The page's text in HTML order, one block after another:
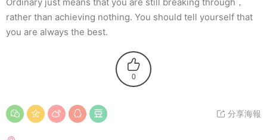
rather than achieving nothing. You should tell yourself that
you are always the best.
0
分享海報